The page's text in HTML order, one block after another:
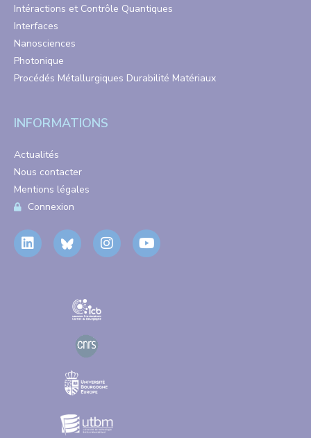
Intéractions et Contrôle Quantiques
Interfaces
Nanosciences
Photonique
Procédés Métallurgiques Durabilité Matériaux
INFORMATIONS
Actualités
Nous contacter
Mentions légales
Connexion